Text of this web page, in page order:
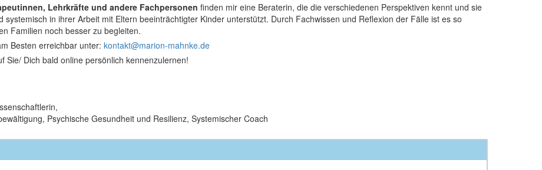
Lehrkräfte und andere Fachpersonen finden mir eine Beraterin, die die verschiedenen Perspektiven kennt und sie
systemisch in ihrer Arbeit mit Eltern beeinträchtigter Kinder unterstützt. Durch Fachwissen und Reflexion der Fälle ist es so
Familien noch besser zu begleiten.
Besten erreichbar unter: kontakt@marion-mahnke.de
Sie/ Dich bald online persönlich kennenzulernen!
Psychische Gesundheit und Resilienz, Systemischer Coach